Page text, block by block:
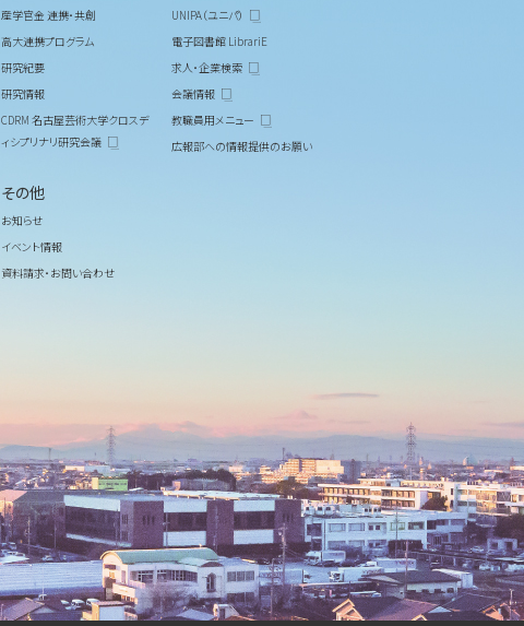
産学官金 連携・共創
高大連携プログラム
研究紀要
研究情報
CDRM 名古屋芸術大学クロスデ
ィシプリナリ研究会議
その他
お知らせ
イベント情報
資料請求・お問い合わせ
UNIPA（ユニパ）
電子図書館 LibrariE
求人・企業検索
会議情報
教職員用メニュー
広報部への情報提供のお願い